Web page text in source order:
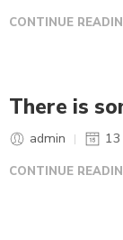
CONTINUE
There is
admin
CONTINUE